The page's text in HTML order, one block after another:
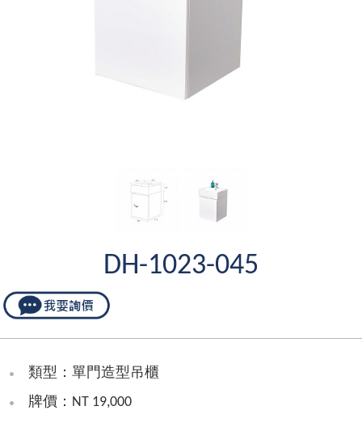
DH-1023-045
類型：單門造型吊櫃
牌價：NT 19,000